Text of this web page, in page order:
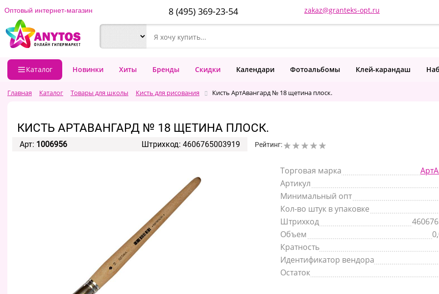
Оптовый интернет-магазин 8 (495) 369-23-54 zakaz@granteks-opt.ru
Каталог Новинки Хиты Бренды Скидки Календари Фотоальбомы Клей-карандаш
Главная Каталог Товары для школы Кисть для рисования Кисть АртАвангард № 18 щетина плоск.
КИСТЬ АРТАВАНГАРД № 18 ЩЕТИНА ПЛОСК.
Арт: 1006956 Штрихкод: 4606765003919 Рейтинг:
Торговая марка
Артикул
Минимальный опт
Кол-во штук в упаковке
Штрихкод
Объем
Кратность
Идентификатор вендора
Остаток